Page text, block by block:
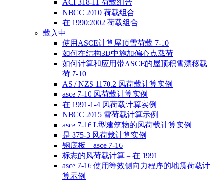
ACI 318-11 荷载组合
NBCC 2010 荷载组合
在 1990:2002 荷载组合
载入中
使用ASCE计算屋顶雪荷载 7-10
如何在结构3D中施加偏心点载荷
如何计算和应用带ASCE的屋顶积雪漂移载
荷 7-10
AS / NZS 1170.2 风荷载计算实例
asce 7-10 风荷载计算实例
在 1991-1-4 风荷载计算实例
NBCC 2015 雪荷载计算示例
asce 7-16 L型建筑物的风荷载计算实例
是 875-3 风荷载计算实例
钢底板 – asce 7-16
标志的风荷载计算 – 在 1991
asce 7-16 使用等效侧向力程序的地震荷载计
算示例